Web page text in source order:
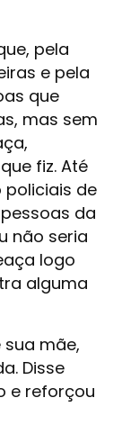
pela
e pela
que
mas sem
fiz. Até
de
da
não seria
logo
alguma
mãe,
Disse
e reforçou